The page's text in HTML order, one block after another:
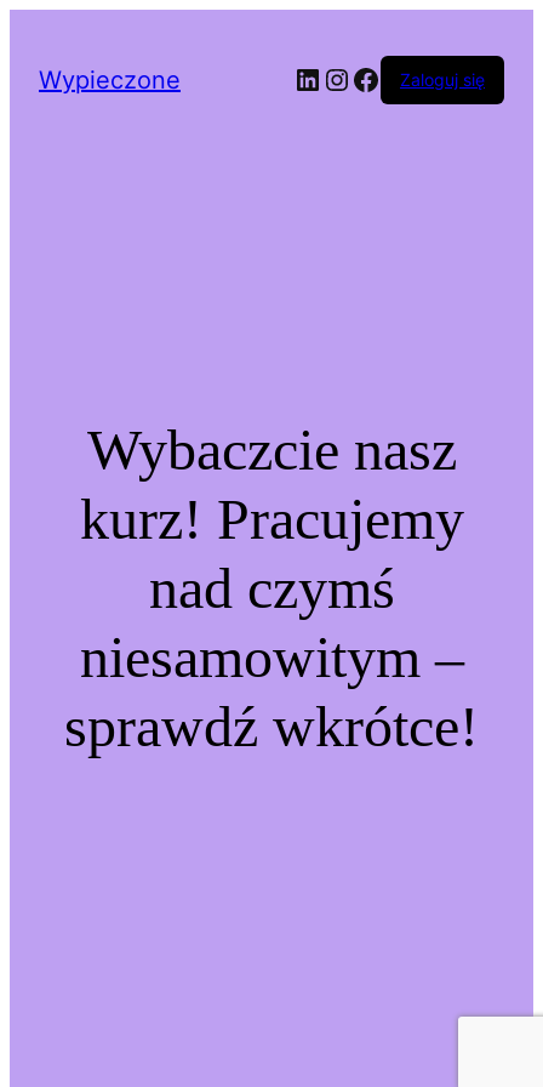
Wypieczone LinkedIn
Instagram
Facebook
Zaloguj się
Wybaczcie nasz
kurz! Pracujemy
nad czymś
niesamowitym –
sprawdź wkrótce!